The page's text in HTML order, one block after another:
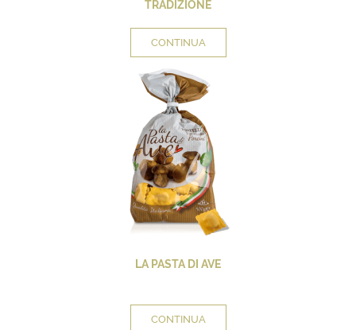
TRADIZIONE
CONTINUA
LA PASTA DI AVE
CONTINUA